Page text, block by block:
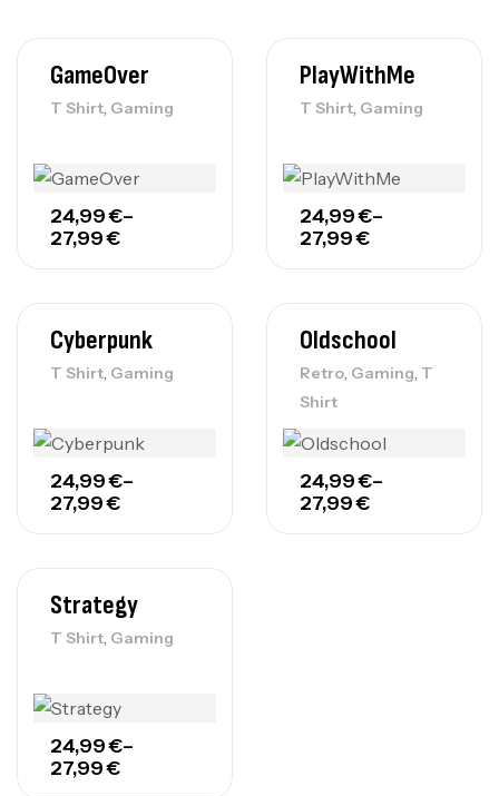
GameOver
T Shirt Gaming
24,99€–
27,99€
PlayWithMe
T Shirt Gaming
24,99€–
27,99€
Cyberpunk
T Shirt Gaming
24,99€–
27,99€
Oldschool
Retro Gaming T
Shirt
24,99€–
27,99€
Strategy
T Shirt Gaming
24,99€–
27,99€